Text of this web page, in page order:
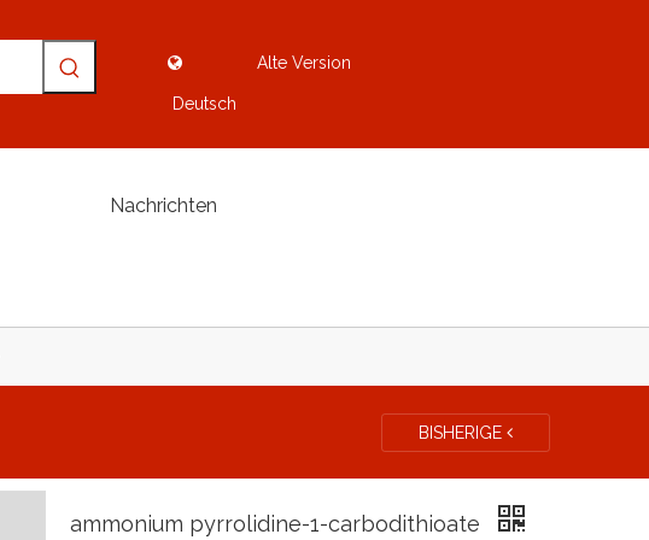
Deutsch
Alte Version
Nachrichten
BISHERIGE
ammonium pyrrolidine-1-carbodithioate